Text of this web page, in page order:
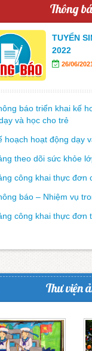
Thông
TUYỂN
2022
26/06/
báo triển khai kế
và học cho trẻ
hoạch hoạt động dạy
theo dõi sức khỏe
công khai thực đơn
báo – Nhiệm vụ
công khai thực đơn
Thư viện